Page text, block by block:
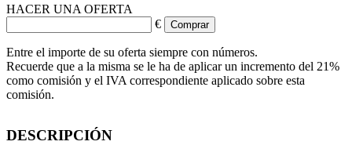
HACER UNA OFERTA
€
Entre el importe de su oferta siempre con números.
Recuerde que a la misma se le ha de aplicar un incremento del 21%
como comisión y el IVA correspondiente aplicado sobre esta
comisión.
DESCRIPCIÓN